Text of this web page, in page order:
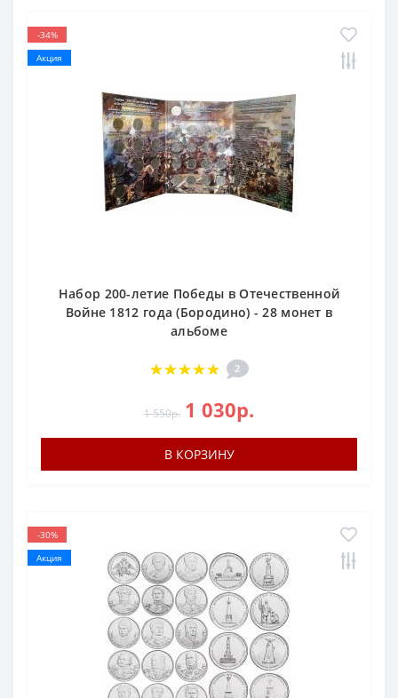
-34%
Акция
Набор 200-летие Победы в Отечественной
Войне 1812 года (Бородино) - 28 монет в
альбоме
2
1 550р. 1 030р.
В КОРЗИНУ
-30%
Акция